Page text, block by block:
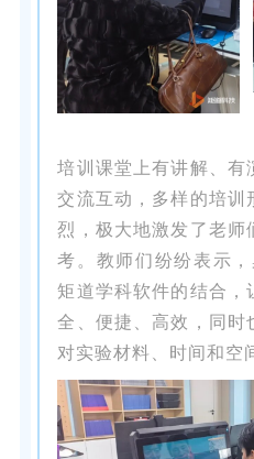
培训课堂上有讲解、有
交流互动，多样的培训
烈，极大地激发了老师
考。教师们纷纷表示
矩道学科软件的结合，
全、便捷、高效，同时
对实验材料、时间和空